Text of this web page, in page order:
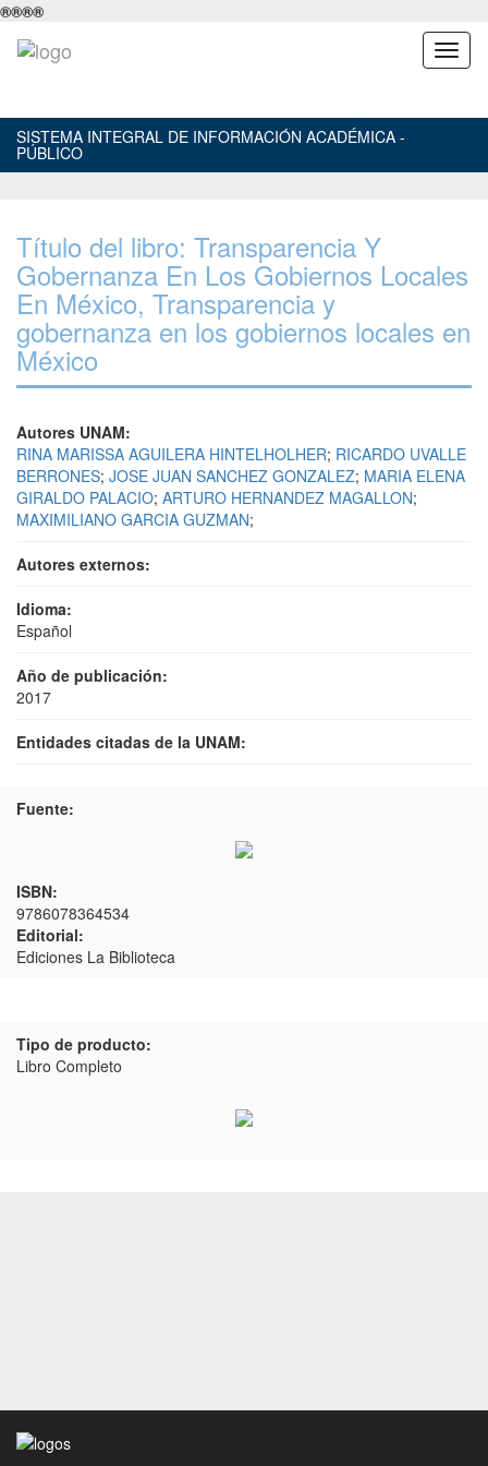
®®®®
SISTEMA INTEGRAL DE INFORMACIÓN ACADÉMICA -
PÚBLICO
Título del libro: Transparencia Y
Gobernanza En Los Gobiernos Locales
En México, Transparencia y
gobernanza en los gobiernos locales en
México
Autores UNAM:
RINA MARISSA AGUILERA HINTELHOLHER; RICARDO UVALLE
BERRONES; JOSE JUAN SANCHEZ GONZALEZ; MARIA ELENA
GIRALDO PALACIO; ARTURO HERNANDEZ MAGALLON;
MAXIMILIANO GARCIA GUZMAN;
Autores externos:
Idioma:
Español
Año de publicación:
2017
Entidades citadas de la UNAM:
Fuente:
ISBN:
9786078364534
Editorial:
Ediciones La Biblioteca
Tipo de producto:
Libro Completo